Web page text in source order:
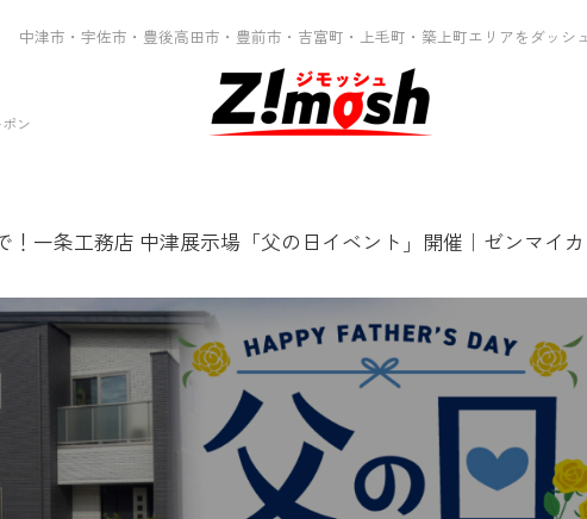
中津市・宇佐市・豊後高田市・豊前市・吉富町・上毛町・築上町エリアをダッシ
ン
！一条工務店 中津展示場「父の日イベント」開催｜ゼンマイ